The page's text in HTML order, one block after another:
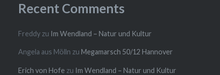
Recent Comments
Freddy zu Im Wendland – Natur und Kultur
Angela aus Mölln zuMegamarsch 50/12 Hannover
Erich von Hofe zu Im Wendland – Natur und Kultur